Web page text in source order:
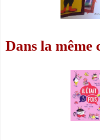
Dans la même